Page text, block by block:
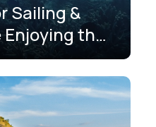
Sailing &
the
Bajo